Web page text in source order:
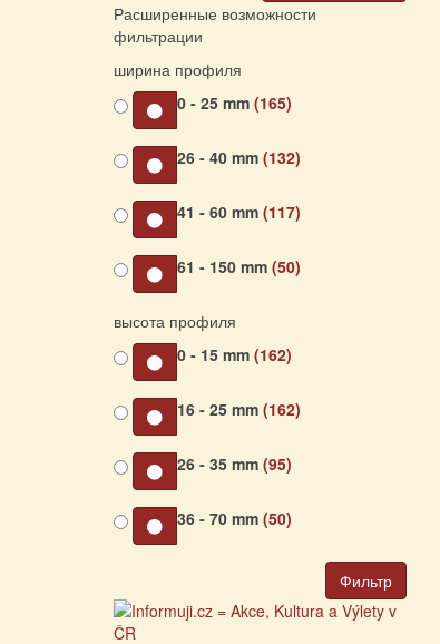
Расширенные возможности
фильтрации
ширина профиля
0 - 25 mm (165)
26 - 40 mm (132)
41 - 60 mm (117)
61 - 150 mm (50)
высота профиля
0 - 15 mm (162)
16 - 25 mm (162)
26 - 35 mm (95)
36 - 70 mm (50)
Фильтр